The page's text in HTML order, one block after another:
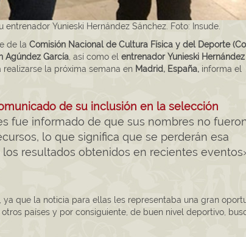
Yunieski Hernández Sánchez. Foto: Insude.
de la Comisión Nacional de Cultura Física y del Deporte
Agúndez García, así como el entrenador Yunieski Hernández
realizarse la próxima semana en Madrid, España, informa el
de su inclusión en la selección
fue informado de que sus nombres no
lo que significa que se perderán esa
resultados obtenidos en recientes
que la noticia para ellas les representaba una gran
países y por consiguiente, de buen nivel deportivo,